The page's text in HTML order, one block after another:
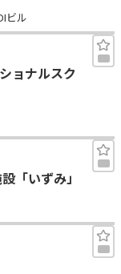
ビル
ョナルスク
「いずみ」